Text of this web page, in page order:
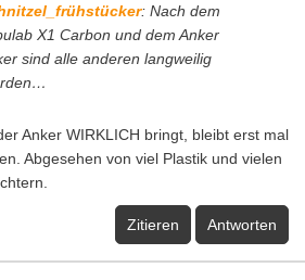
: Nach dem
X1 Carbon und dem Anker
sind alle anderen langweilig
Anker WIRKLICH bringt, bleibt erst mal
Abgesehen von viel Plastik und vielen
Zitieren Antworten